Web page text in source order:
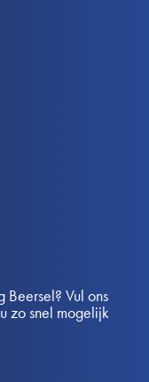
Beersel? Vul ons
zo snel mogelijk